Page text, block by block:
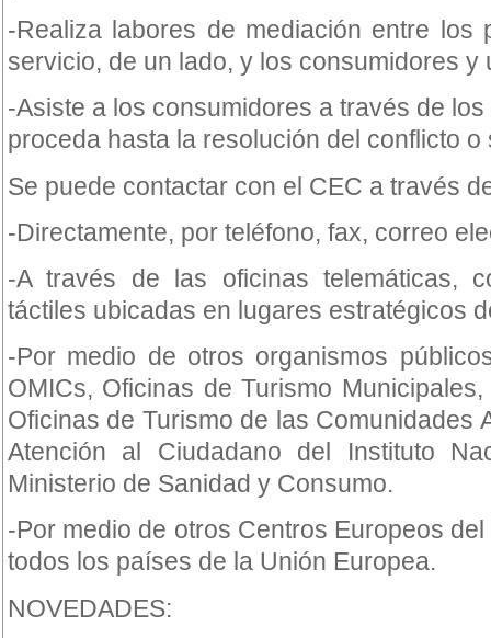
-Realiza labores de mediación entre los
servicio, de un lado, y los consumidores y
-Asiste a los consumidores a través de
proceda hasta la resolución del conflicto
Se puede contactar con el CEC a través
-Directamente, por teléfono, fax, correo
-A través de las oficinas telemáticas,
táctiles ubicadas en lugares estratégicos
-Por medio de otros organismos
OMICs, Oficinas de Turismo
Oficinas de Turismo de las Comunidades
Atención al Ciudadano del Instituto
Ministerio de Sanidad y Consumo.
-Por medio de otros Centros Europeos
todos los países de la Unión Europea.
NOVEDADES: